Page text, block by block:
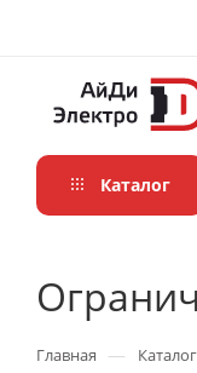
Каталог
Главная — Каталог